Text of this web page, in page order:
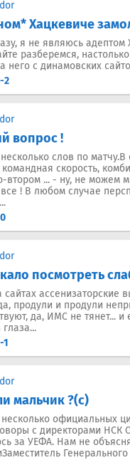
Хацкевиче
я не являюсь
разберемся,
него с динамовских
-2
вопрос !
слов по
скорость,
втором ... - ну, не можем
! В любом случае
0
посмотреть
ассенизаторские
продули и продули
да, ИМС не тянет...
-1
мальчик ?(с)
официальных
с директорами НСК
за УЕФА. Нам не
Генерального